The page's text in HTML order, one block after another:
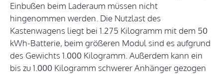
Einbußen beim Laderaum müssen nicht
hingenommen werden. Die Nutzlast des
Kastenwagens liegt bei 1.275 Kilogramm mit dem 50
kWh-Batterie, beim größeren Modul sind es aufgrund
des Gewichts 1.000 Kilogramm. Außerdem kann ein
bis zu 1.000 Kilogramm schwerer Anhänger gezogen